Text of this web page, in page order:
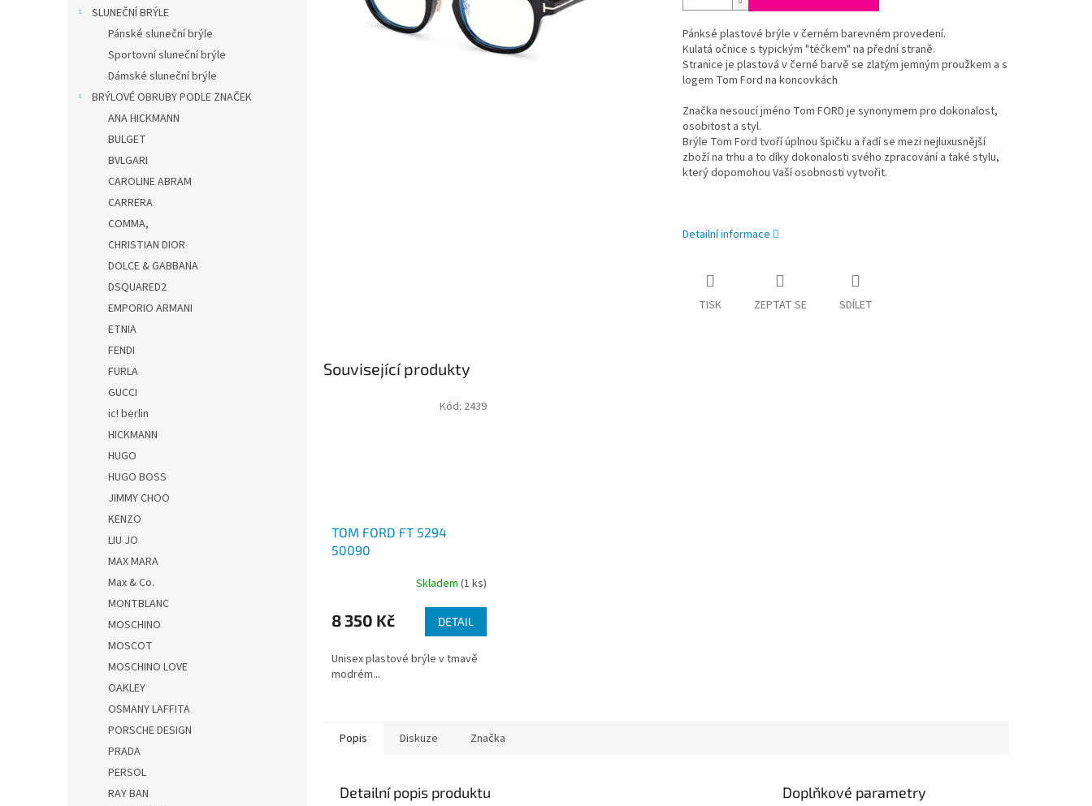
SLUNEČNÍ BRÝLE
Pánské sluneční brýle
Sportovní sluneční brýle
Dámské sluneční brýle
BRÝLOVÉ OBRUBY PODLE ZNAČEK
ANA HICKMANN
BULGET
BVLGARI
CAROLINE ABRAM
CARRERA
COMMA,
CHRISTIAN DIOR
DOLCE & GABBANA
DSQUARED2
EMPORIO ARMANI
ETNIA
FENDI
FURLA
GUCCI
ic! berlin
HICKMANN
HUGO
HUGO BOSS
JIMMY CHOO
KENZO
LIU JO
MAX MARA
Max & Co.
MONTBLANC
MOSCHINO
MOSCOT
MOSCHINO LOVE
OAKLEY
OSMANY LAFFITA
PORSCHE DESIGN
PRADA
PERSOL
RAY BAN
Pánksé plastové brýle v černém barevném provedení.
Kulatá očnice s typickým "téčkem" na přední straně.
Stranice je plastová v černé barvě se zlatým jemným proužkem a s
logem Tom Ford na koncovkách
Značka nesoucí jméno Tom FORD je synonymem pro dokonalost,
osobitost a styl.
Brýle Tom Ford tvoří úplnou špičku a řadí se mezi nejluxusnější
zboží na trhu a to díky dokonalosti svého zpracování a také stylu,
který dopomohou Vaší osobnosti vytvořit.
Detailní informace
TISK ZEPTAT SE SDÍLET
Související produkty
TOM FORD FT 5294
50090
Skladem (1 ks)
8 350 Kč DETAIL
Unisex plastové brýle v tmavě
modrém...
Kód: 2439
Popis Diskuze Značka
Detailní popis produktu Doplňkové parametry